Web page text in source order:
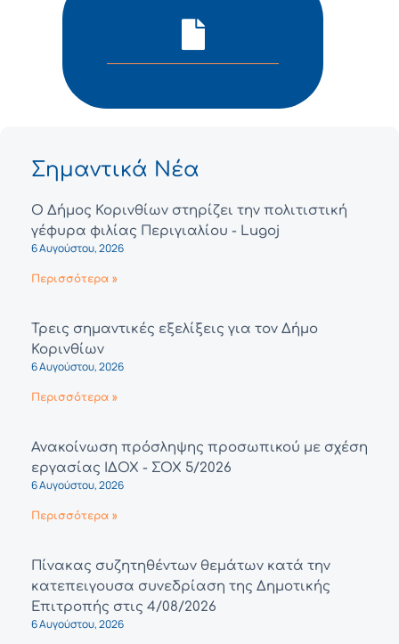
Σημαντικά Νέα
Ο Δήμος Κορινθίων στηρίζει την πολιτιστική
γέφυρα φιλίας Περιγιαλίου - Lugoj
6 Αυγούστου, 2026
Περισσότερα »
Τρεις σημαντικές εξελίξεις για τον Δήμο
Κορινθίων
6 Αυγούστου, 2026
Περισσότερα »
Ανακοίνωση πρόσληψης προσωπικού με σχέση
εργασίας ΙΔΟΧ - ΣΟΧ 5/2026
6 Αυγούστου, 2026
Περισσότερα »
Πίνακας συζητηθέντων θεμάτων κατά την
κατεπειγουσα συνεδρίαση της Δημοτικής
Επιτροπής στις 4/08/2026
6 Αυγούστου, 2026